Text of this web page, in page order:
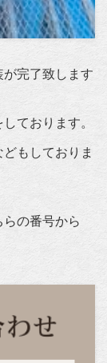
完了致します
ております。
もしておりま
の番号から